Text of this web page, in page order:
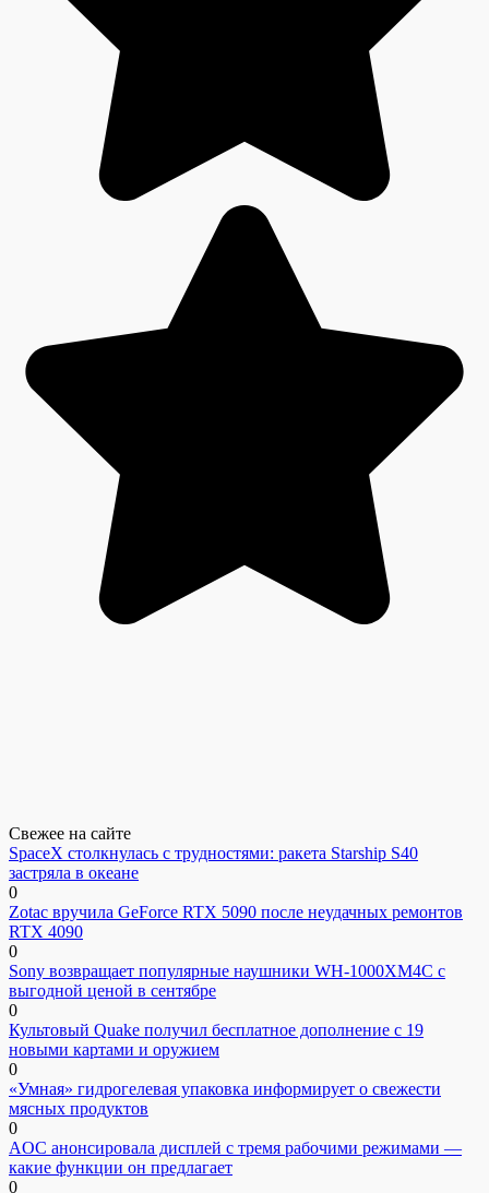
Свежее на сайте
SpaceX столкнулась с трудностями: ракета Starship S40
застряла в океане
0
Zotac вручила GeForce RTX 5090 после неудачных ремонтов
RTX 4090
0
Sony возвращает популярные наушники WH-1000XM4C с
выгодной ценой в сентябре
0
Культовый Quake получил бесплатное дополнение с 19
новыми картами и оружием
0
«Умная» гидрогелевая упаковка информирует о свежести
мясных продуктов
0
AOC анонсировала дисплей с тремя рабочими режимами —
какие функции он предлагает
0